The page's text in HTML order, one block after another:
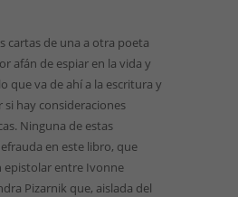
cartas de una a otra poeta
afán de espiar en la vida y
que va de ahí a la escritura y
si hay consideraciones
Ninguna de estas
en este libro, que
epistolar entre Ivonne
Pizarnik que, aislada del